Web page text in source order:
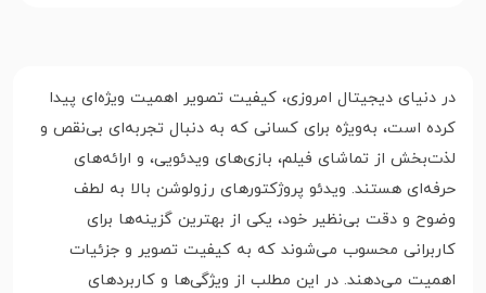
در دنیای دیجیتال امروزی، کیفیت تصویر اهمیت ویژه‌ای پیدا
کرده است، به‌ویژه برای کسانی که به دنبال تجربه‌ای بی‌نقص و
لذت‌بخش از تماشای فیلم، بازی‌های ویدئویی، و ارائه‌های
حرفه‌ای هستند. ویدئو پروژکتورهای رزولوشن بالا به لطف
وضوح و دقت بی‌نظیر خود، یکی از بهترین گزینه‌ها برای
کاربرانی محسوب می‌شوند که به کیفیت تصویر و جزئیات
اهمیت می‌دهند. در این مطلب از ویژگی‌ها و کاربردهای